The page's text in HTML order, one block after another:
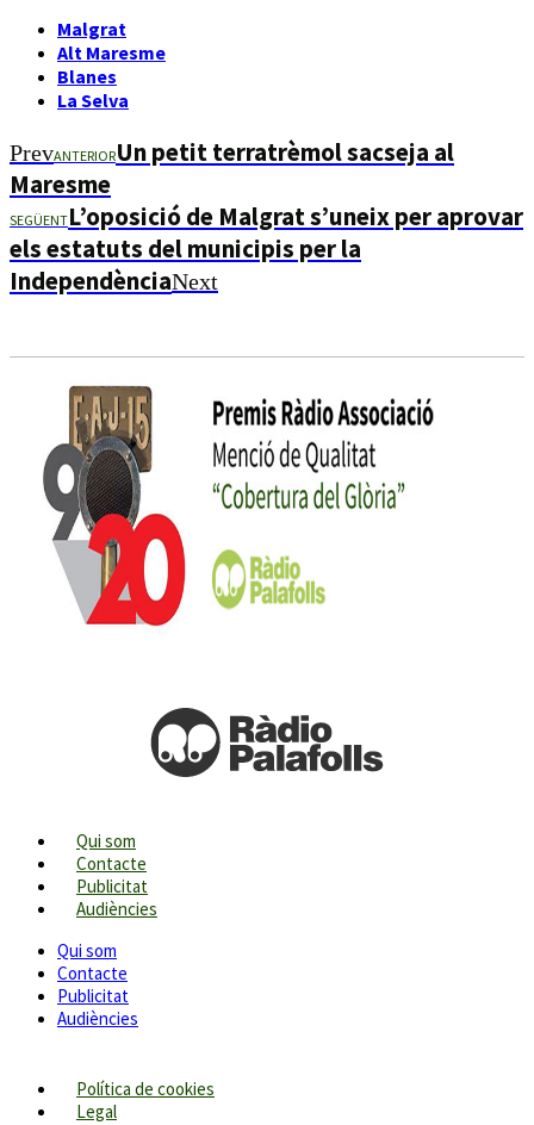
Malgrat
Alt Maresme
Blanes
La Selva
PrevANTERIORUn petit terratrèmol sacseja al
Maresme
SEGÜENTL’oposició de Malgrat s’uneix per aprovar
els estatuts del municipis per la
IndependènciaNext
Qui som
Contacte
Publicitat
Audiències
Qui som
Contacte
Publicitat
Audiències
Política de cookies
Legal